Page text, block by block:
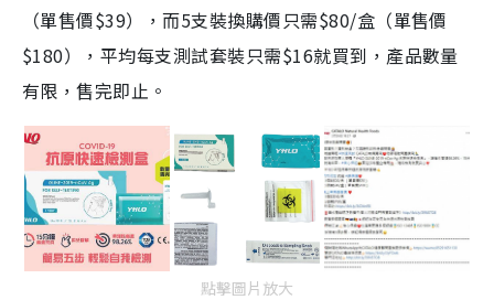
（單售價$39），而5支裝換購價只需$80/盒（單售價
$180），平均每支測試套裝只需$16就買到，產品數量
有限，售完即止。
點擊圖片放大